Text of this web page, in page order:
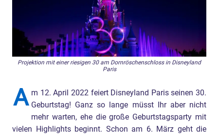
Projektion mit einer riesigen 30 am Dornröschenschloss in Disneyland
Paris
A m 12. April 2022 feiert Disneyland Paris seinen 30.
Geburtstag! Ganz so lange müsst Ihr aber nicht
mehr warten, ehe die große Geburtstagsparty mit
vielen Highlights beginnt. Schon am 6. März geht die